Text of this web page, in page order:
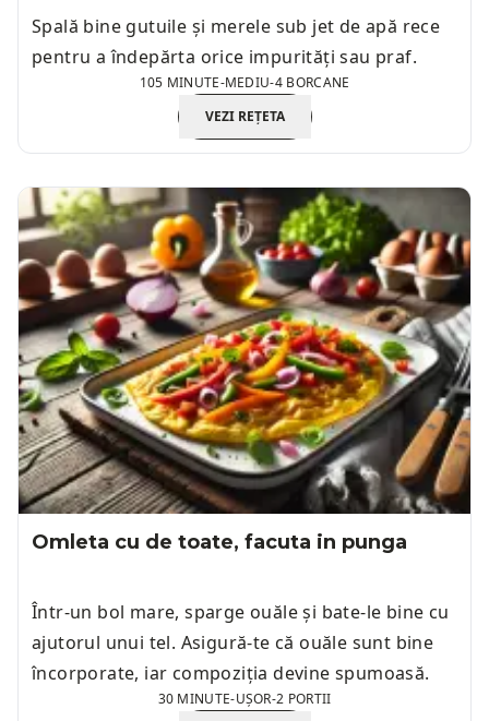
Spală bine gutuile și merele sub jet de apă rece
pentru a îndepărta orice impurități sau praf.
105 MINUTE-MEDIU-4 BORCANE
VEZI REȚETA
Omleta cu de toate, facuta in punga
Într-un bol mare, sparge ouăle și bate-le bine cu
ajutorul unui tel. Asigură-te că ouăle sunt bine
încorporate, iar compoziția devine spumoasă.
30 MINUTE-UȘOR-2 PORTII